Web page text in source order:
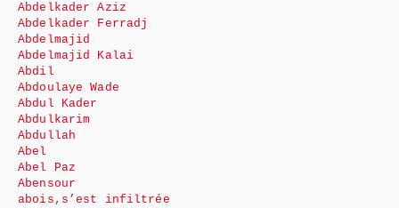
Abdelkader Aziz
Abdelkader Ferradj
Abdelmajid
Abdelmajid Kalai
Abdil
Abdoulaye Wade
Abdul Kader
Abdulkarim
Abdullah
Abel
Abel Paz
Abensour
abois,s’est infiltrée